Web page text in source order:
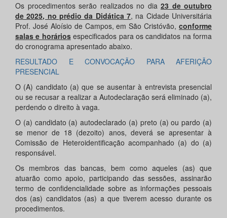
Os procedimentos serão realizados no dia 23 de outubro
de 2025, no prédio da Didática 7, na Cidade Universitária
Prof. José Aloísio de Campos, em São Cristóvão, conforme
salas e horáriosespecificados para os candidatos na forma
do cronograma apresentado abaixo.
RESULTADO E CONVOCAÇÃO PARA AFERIÇÃO
PRESENCIAL
O (A) candidato (a) que se ausentar à entrevista presencial
ou se recusar a realizar a Autodeclaração será eliminado (a),
perdendo o direito à vaga.
O (a) candidato (a) autodeclarado (a) preto (a) ou pardo (a)
se menor de 18 (dezoito) anos, deverá se apresentar à
Comissão de Heteroidentificação acompanhado (a) do (a)
responsável.
Os membros das bancas, bem como aqueles (as) que
atuarão como apoio, participando das sessões, assinarão
termo de confidencialidade sobre as informações pessoais
dos (as) candidatos (as) a que tiverem acesso durante os
procedimentos.